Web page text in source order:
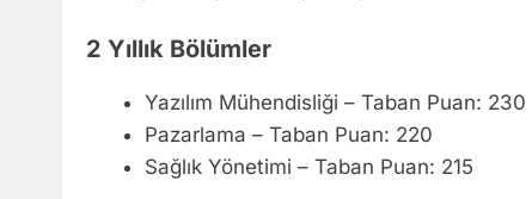
2 Yıllık Bölümler
Yazılım Mühendisliği – Taban Puan: 230
Pazarlama – Taban Puan: 220
Sağlık Yönetimi – Taban Puan: 215